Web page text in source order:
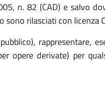
n. 82 (CAD) e salvo
rilasciati con licenza
rappresentare,
opere derivate) per